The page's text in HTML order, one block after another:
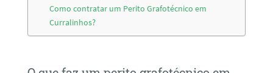
Como contratar um Perito Grafotécnico em
Curralinhos?